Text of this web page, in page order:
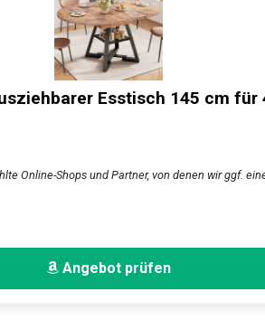
Esstisch 145 cm für
Online-Shops und Partner, von denen wir ggf.
Angebot prüfen